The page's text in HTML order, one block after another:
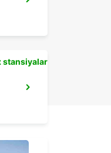
stansiyalar